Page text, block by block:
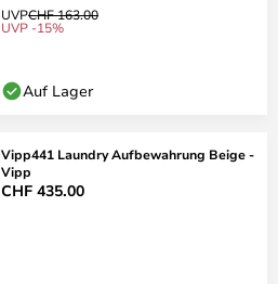
UVPCHF 163.00
UVP -15%
Auf Lager
Vipp441 Laundry Aufbewahrung Beige -
Vipp
CHF 435.00